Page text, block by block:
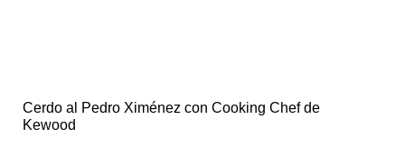
Cerdo al Pedro Ximénez con Cooking Chef de
Kewood